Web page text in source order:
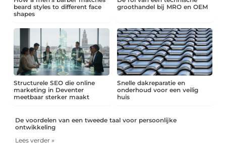
beard styles to different face
shapes
groothandel bij MRO en OEM
Structurele SEO die online
marketing in Deventer
meetbaar sterker maakt
Snelle dakreparatie en
onderhoud voor een veilig
huis
De voordelen van een tweede taal voor persoonlijke
ontwikkeling
Lees verder »